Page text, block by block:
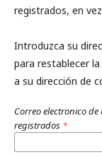
registrados, en
Introduzca su
para restablecer
a su dirección de
Correo electronico
registrados *